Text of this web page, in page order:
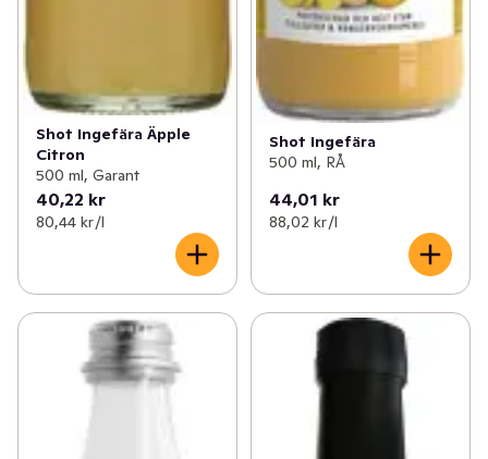
Shot Ingefära Äpple
Citron
500 ml, Garant
40,22 kr
80,44 kr /l
Shot Ingefära
500 ml, RÅ
44,01 kr
88,02 kr /l